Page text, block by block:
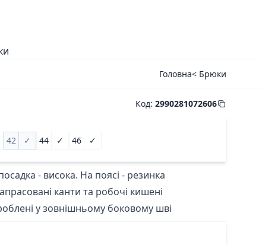
Головна< Брюки
Код: 2990281072606
42 ✓ 44 ✓ 46 ✓
- висока. На поясі - резинка
канти та робочі кишені
у зовнішньому боковому шві